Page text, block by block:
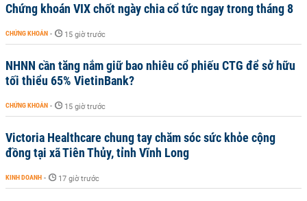
Chứng khoán VIX chốt ngày chia cổ tức ngay trong tháng 8
CHỨNG KHOÁN - 15 giờ trước
NHNN cần tăng nắm giữ bao nhiêu cổ phiếu CTG để sở hữu
tối thiểu 65% VietinBank?
CHỨNG KHOÁN - 15 giờ trước
Victoria Healthcare chung tay chăm sóc sức khỏe cộng
đồng tại xã Tiên Thủy, tỉnh Vĩnh Long
KINH DOANH - 17 giờ trước